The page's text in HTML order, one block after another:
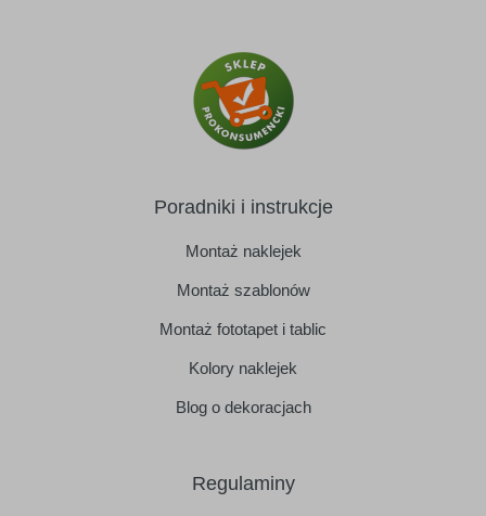
Poradniki i instrukcje
Montaż naklejek
Montaż szablonów
Montaż fototapet i tablic
Kolory naklejek
Blog o dekoracjach
Regulaminy